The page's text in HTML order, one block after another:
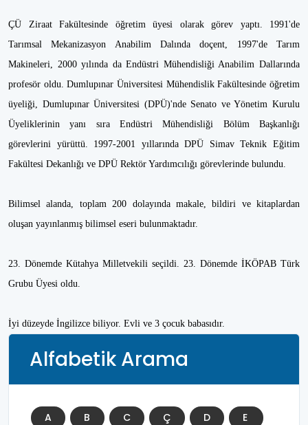
ÇÜ Ziraat Fakültesinde öğretim üyesi olarak görev yaptı. 1991'de
Tarımsal Mekanizasyon Anabilim Dalında doçent, 1997'de Tarım
Makineleri, 2000 yılında da Endüstri Mühendisliği Anabilim Dallarında
profesör oldu. Dumlupınar Üniversitesi Mühendislik Fakültesinde öğretim
üyeliği, Dumlupınar Üniversitesi (DPÜ)'nde Senato ve Yönetim Kurulu
Üyeliklerinin yanı sıra Endüstri Mühendisliği Bölüm Başkanlığı
görevlerini yürüttü. 1997-2001 yıllarında DPÜ Simav Teknik Eğitim
Fakültesi Dekanlığı ve DPÜ Rektör Yardımcılığı görevlerinde bulundu.
Bilimsel alanda, toplam 200 dolayında makale, bildiri ve kitaplardan
oluşan yayınlanmış bilimsel eseri bulunmaktadır.
23. Dönemde Kütahya Milletvekili seçildi. 23. Dönemde İKÖPAB Türk
Grubu Üyesi oldu.
İyi düzeyde İngilizce biliyor. Evli ve 3 çocuk babasıdır.
Alfabetik Arama
A B C Ç D
E